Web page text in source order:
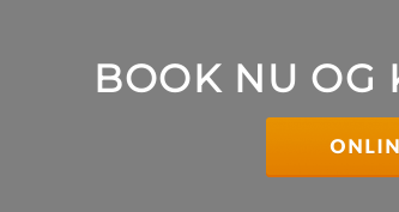
BOOK NU OG